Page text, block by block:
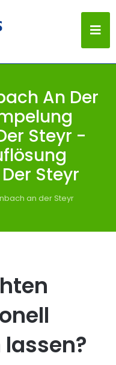
An Der
Steyr -
Steyr
an der Steyr